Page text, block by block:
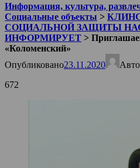
Информация, культура,
Социальные объекты >
СОЦИАЛЬНОЙ ЗАЩИТЫ
ИНФОРМИРУЕТ >
«Коломенский»
Опубликовано23.11.2020
672